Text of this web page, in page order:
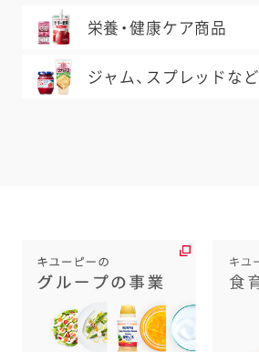
栄養・健康ケア商品
ジャム、スプレッドなど